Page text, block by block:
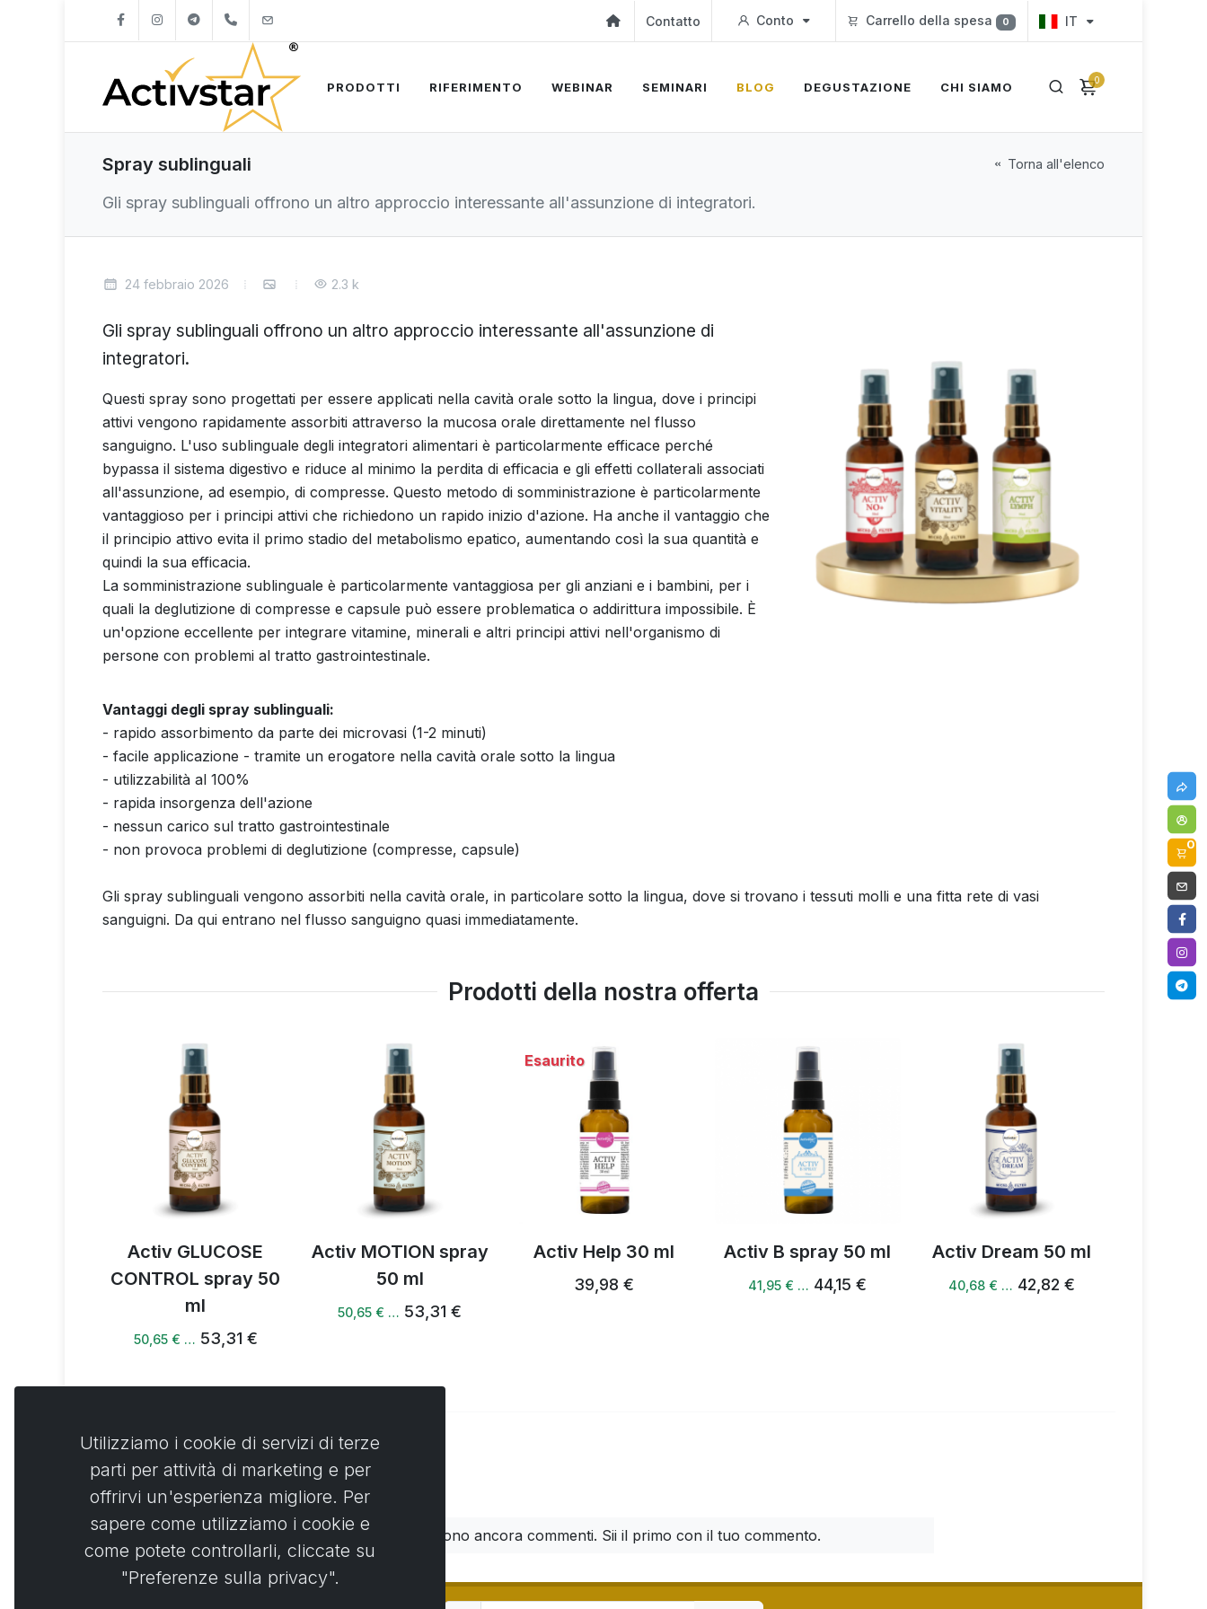
+421904262747 Contatto Conto Carrello della spesa 0 IT
0
PRODOTTI RIFERIMENTO WEBINAR SEMINARI BLOG DEGUSTAZIONE CHI SIAMO
Spray sublinguali
Gli spray sublinguali offrono un altro approccio interessante all'assunzione di integratori.
Torna all'elenco
24 febbraio 2026 2.3 k
Gli spray sublinguali offrono un altro approccio interessante all'assunzione di
integratori.
Questi spray sono progettati per essere applicati nella cavità orale sotto la lingua, dove i principi
attivi vengono rapidamente assorbiti attraverso la mucosa orale direttamente nel flusso
sanguigno. L'uso sublinguale degli integratori alimentari è particolarmente efficace perché
bypassa il sistema digestivo e riduce al minimo la perdita di efficacia e gli effetti collaterali associati
all'assunzione, ad esempio, di compresse. Questo metodo di somministrazione è particolarmente
vantaggioso per i principi attivi che richiedono un rapido inizio d'azione. Ha anche il vantaggio che
il principio attivo evita il primo stadio del metabolismo epatico, aumentando così la sua quantità e
quindi la sua efficacia.
La somministrazione sublinguale è particolarmente vantaggiosa per gli anziani e i bambini, per i
quali la deglutizione di compresse e capsule può essere problematica o addirittura impossibile. È
un'opzione eccellente per integrare vitamine, minerali e altri principi attivi nell'organismo di
persone con problemi al tratto gastrointestinale.
Vantaggi degli spray sublinguali:
- rapido assorbimento da parte dei microvasi (1-2 minuti)
- facile applicazione - tramite un erogatore nella cavità orale sotto la lingua
- utilizzabilità al 100%
- rapida insorgenza dell'azione
- nessun carico sul tratto gastrointestinale
- non provoca problemi di deglutizione (compresse, capsule)
Gli spray sublinguali vengono assorbiti nella cavità orale, in particolare sotto la lingua, dove si trovano i tessuti molli e una fitta rete di vasi
sanguigni. Da qui entrano nel flusso sanguigno quasi immediatamente.
Prodotti della nostra offerta
Activ GLUCOSE
CONTROL spray 50
ml
50,65 € … 53,31 €
Activ MOTION spray
50 ml
50,65 € … 53,31 €
Esaurito
Activ Help 30 ml
39,98 €
Activ B spray 50 ml
41,95 € … 44,15 €
Activ Dream 50 ml
40,68 € … 42,82 €
0 Commenti
Non ci sono ancora commenti. Sii il primo con il tuo commento.
0
Utilizziamo i cookie di servizi di terze
parti per attività di marketing e per
offrirvi un'esperienza migliore. Per
sapere come utilizziamo i cookie e
come potete controllarli, cliccate su
"Preferenze sulla privacy".